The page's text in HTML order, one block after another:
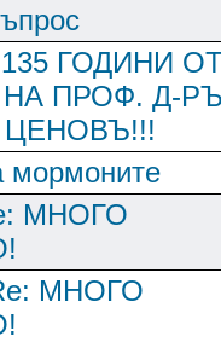
135 ГОДИНИ
ПРОФ. Д-
ЦЕНОВЪ!!!
мормоните
МНОГО
МНОГО